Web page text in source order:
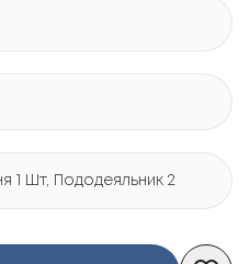
1 Шт, Пододеяльник 2 Шт